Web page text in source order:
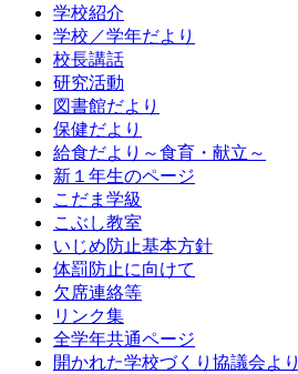
学校紹介
学校／学年だより
校長講話
研究活動
図書館だより
保健だより
給食だより～食育・献立～
新１年生のページ
こだま学級
こぶし教室
いじめ防止基本方針
体罰防止に向けて
欠席連絡等
リンク集
全学年共通ページ
開かれた学校づくり協議会より